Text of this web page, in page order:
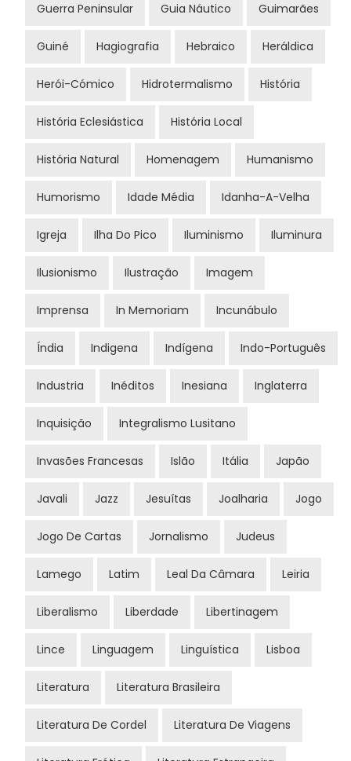
Guerra Peninsular Guia Náutico Guimarães
Guiné Hagiografia Hebraico Heráldica
Herói-Cómico Hidrotermalismo História
História Eclesiástica História Local
História Natural Homenagem Humanismo
Humorismo Idade Média Idanha-A-Velha
Igreja Ilha Do Pico Iluminismo Iluminura
Ilusionismo Ilustração Imagem
Imprensa In Memoriam Incunábulo
Índia Indigena Indígena Indo-Português
Industria Inéditos Inesiana Inglaterra
Inquisição Integralismo Lusitano
Invasões Francesas Islão Itália Japão
Javali Jazz Jesuítas Joalharia Jogo
Jogo De Cartas Jornalismo Judeus
Lamego Latim Leal Da Câmara Leiria
Liberalismo Liberdade Libertinagem
Lince Linguagem Linguística Lisboa
Literatura Literatura Brasileira
Literatura De Cordel Literatura De Viagens